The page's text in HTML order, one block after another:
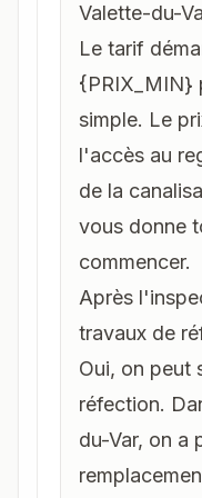
Valette-du-
Le tarif
{PRIX_MIN}
simple. Le
l'accès au
de la
vous donne
commencer.
Après
travaux de
Oui, on peut
réfection.
du-Var, on a